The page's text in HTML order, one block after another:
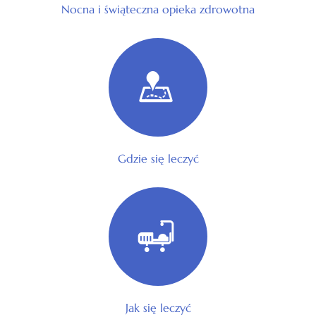
Nocna i świąteczna opieka zdrowotna
Gdzie się leczyć
Jak się leczyć